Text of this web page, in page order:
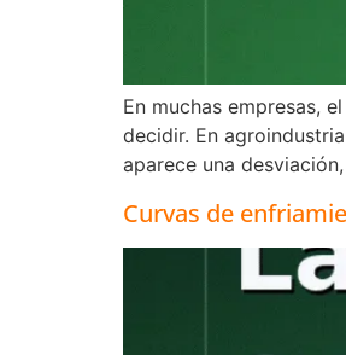
En muchas empresas,
decidir. En
aparece una
Curvas de